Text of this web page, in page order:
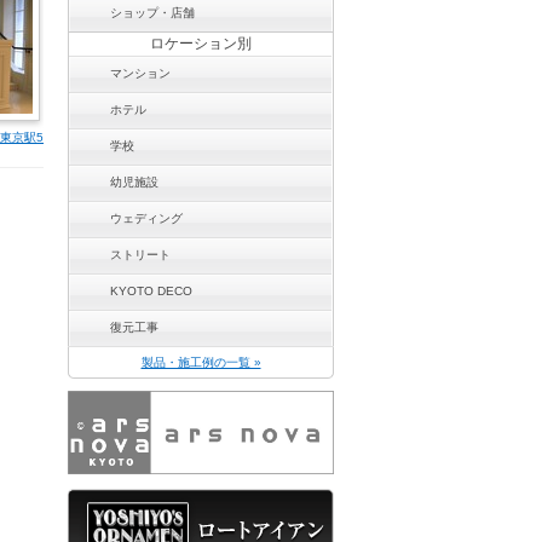
京駅5
ショップ・店舗
ロケーション別
マンション
ホテル
学校
幼児施設
ウェディング
ストリート
KYOTO DECO
復元工事
製品・施工例の一覧 »